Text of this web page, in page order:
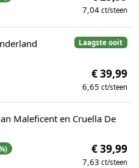
7,04 ct/steen
Laagste ooit
€ 39,99
6,65 ct/steen
Maleficent en Cruella De
€ 39,99
7,63 ct/steen